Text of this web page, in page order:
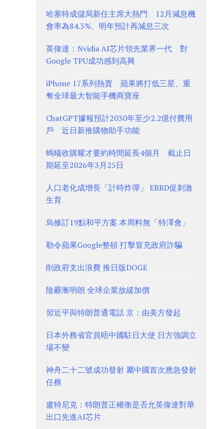
哈塞特成儲局新任主席大熱門 12月減息機
會率為84.3%、明年預計再減息三次
英偉達：Nvidia AI芯片領先業界一代 對
Google TPU成功感到高興
iPhone 17系列熱賣 蘋果將打低三星、重
奪全球最大智能手機商寶座
ChatGPT據報預計2030年至少2.2億付費用
戶 近日新推購物助手功能
螞蟻收購耀才要約時間延長4個月 截止日
期延至2026年3月25日
人口老化成增長「計時炸彈」 EBRD促刺激
生育
烏修訂19點和平方案 本周料無「特澤會」
勒令蘋果Google整頓 打擊冒充政府詐騙
削政府支出浪費 推日版DOGE
陰霾漸明朗 全球企業放緩加價
習近平與特朗普通電話 京：由美方發起
日本外務省官員晤中國駐日大使 日方強調立
場不變
神舟二十二號成功發射 屬中國首次應急發射
任務
盧特尼克：特朗普正權衡是否允英偉達對華
出口先進AI芯片